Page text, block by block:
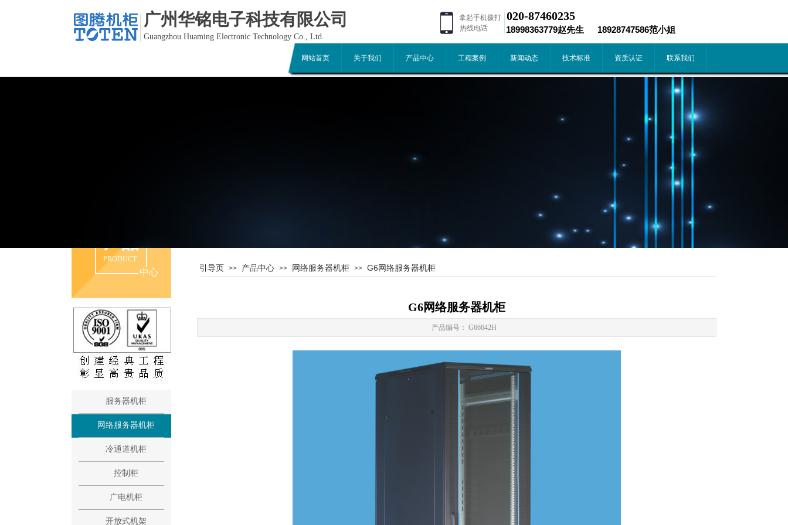
拿起手机拨打
热线电话
网站首页 关于我们 产品中心 工程案例 新闻动态 技术标准 资质认证 联系我们
020-87460235
广州华铭电子科技有限公司
Guangzhou Huaming Electronic Technology Co., Ltd.
18998363779赵先生 18928747586范小姐
产品
PRODUCT
PRODUCT
PRODUCT
引导页 >> 产品中心 >> 网络服务器机柜 >> G6网络服务器机柜
中心
中心
G6网络服务器机柜
产品编号： G66642H
产品
服务器机柜
网络服务器机柜
冷通道机柜
控制柜
广电机柜
开放式机架